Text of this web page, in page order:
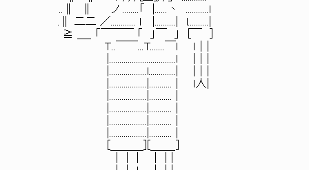
..∥ ∥ ノ ........「 |......丶 ...........l
.∥ 二二 ／............ l |..........| l..........|
≧ ＿_ 「￣￣￣ 「 」￣ 」 [￣ ]
Ｔ..￣￣...T.......￣l ｌ｜|
|..................|........... | ｌ人|